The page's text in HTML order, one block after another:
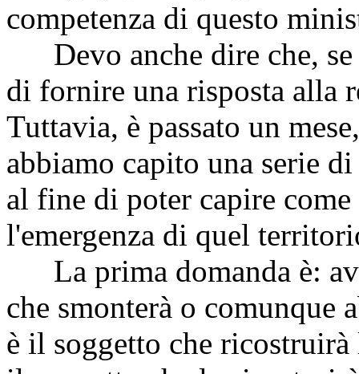
competenza di questo
Devo anche dire che, se
di fornire una risposta alla
Tuttavia, è passato un
abbiamo capito una serie
al fine di poter capire
l'emergenza di quel
La prima domanda è:
che smonterà o comunque
è il soggetto che ricostruirà